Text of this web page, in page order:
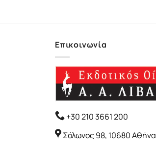
Επικοινωνία
+30 210 3661 200
Σόλωνος 98, 10680 Αθήνα